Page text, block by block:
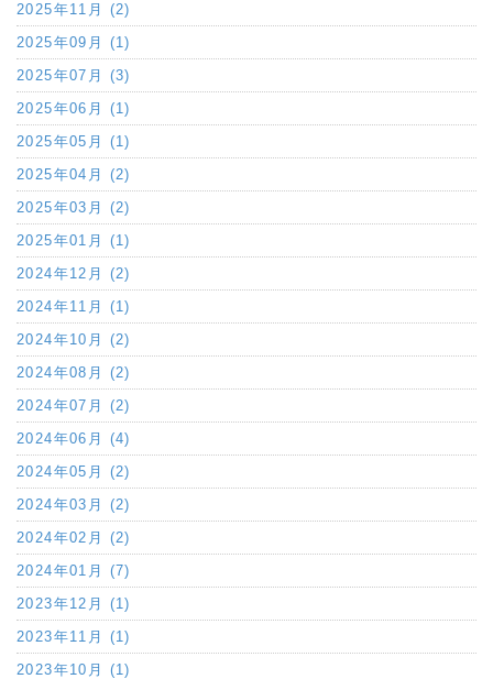
2025年11月 (2)
2025年09月 (1)
2025年07月 (3)
2025年06月 (1)
2025年05月 (1)
2025年04月 (2)
2025年03月 (2)
2025年01月 (1)
2024年12月 (2)
2024年11月 (1)
2024年10月 (2)
2024年08月 (2)
2024年07月 (2)
2024年06月 (4)
2024年05月 (2)
2024年03月 (2)
2024年02月 (2)
2024年01月 (7)
2023年12月 (1)
2023年11月 (1)
2023年10月 (1)